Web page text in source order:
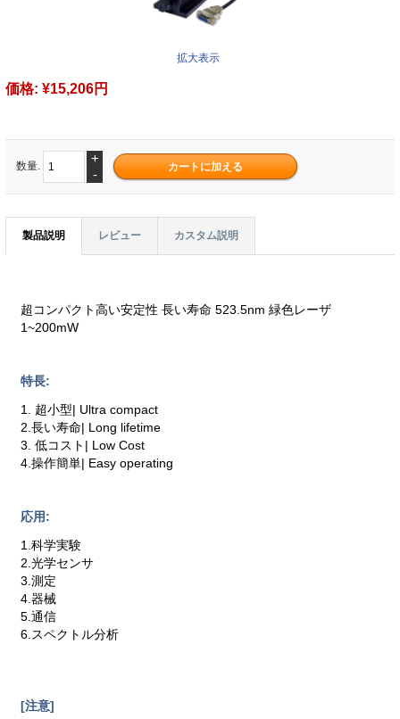
拡大表示
価格: ¥15,206円
数量.
+
-
製品説明 レビュー カスタム説明
超コンパクト高い安定性 長い寿命 523.5nm 緑色レーザ
1~200mW
特長:
1. 超小型| Ultra compact
2.長い寿命| Long lifetime
3. 低コスト| Low Cost
4.操作簡単| Easy operating
応用:
1.科学実験
2.光学センサ
3.測定
4.器械
5.通信
6.スペクトル分析
[注意]